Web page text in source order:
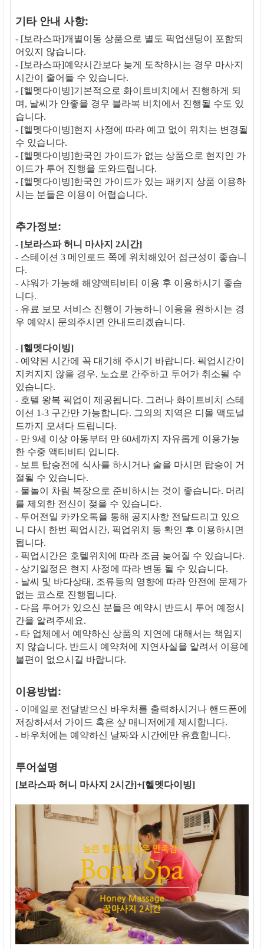
기타 안내 사항:
- [보라스파]개별이동 상품으로 별도 픽업샌딩이 포함되
어있지 않습니다.
- [보라스파]예약시간보다 늦게 도착하시는 경우 마사지
시간이 줄어들 수 있습니다.
- [헬멧다이빙]기본적으로 화이트비치에서 진행하게 되
며, 날씨가 안좋을 경우 블라복 비치에서 진행될 수도 있
습니다.
- [헬멧다이빙]현지 사정에 따라 예고 없이 위치는 변경될
수 있습니다.
- [헬멧다이빙]한국인 가이드가 없는 상품으로 현지인 가
이드가 투어 진행을 도와드립니다.
- [헬멧다이빙]한국인 가이드가 있는 패키지 상품 이용하
시는 분들은 이용이 어렵습니다.
추가정보:
- [보라스파 허니 마사지 2시간]
- 스테이션 3 메인로드 쪽에 위치해있어 접근성이 좋습니
다.
- 샤워가 가능해 해양액티비티 이용 후 이용하시기 좋습
니다.
- 유료 보모 서비스 진행이 가능하니 이용을 원하시는 경
우 예약시 문의주시면 안내드리겠습니다.
- [헬멧다이빙]
- 예약된 시간에 꼭 대기해 주시기 바랍니다. 픽업시간이
지켜지지 않을 경우, 노쇼로 간주하고 투어가 취소될 수
있습니다.
- 호텔 왕복 픽업이 제공됩니다. 그러나 화이트비치 스테
이션 1-3 구간만 가능합니다. 그외의 지역은 디몰 맥도널
드까지 모셔다 드립니다.
- 만 9세 이상 아동부터 만 60세까지 자유롭게 이용가능
한 수중 액티비티 입니다.
- 보트 탑승전에 식사를 하시거나 술을 마시면 탑승이 거
절될 수 있습니다.
- 물놀이 차림 복장으로 준비하시는 것이 좋습니다. 머리
를 제외한 전신이 젖을 수 있습니다.
- 투어전일 카카오톡을 통해 공지사항 전달드리고 있으
니 다시 한번 픽업시간, 픽업위치 등 확인 후 이용하시면
됩니다.
- 픽업시간은 호텔위치에 따라 조금 늦어질 수 있습니다.
- 상기일정은 현지 사정에 따라 변동 될 수 있습니다.
- 날씨 및 바다상태, 조류등의 영향에 따라 안전에 문제가
없는 코스로 진행됩니다.
- 다음 투어가 있으신 분들은 예약시 반드시 투어 예정시
간을 알려주세요.
- 타 업체에서 예약하신 상품의 지연에 대해서는 책임지
지 않습니다. 반드시 예약처에 지연사실을 알려서 이용에
불편이 없으시길 바랍니다.
이용방법:
- 이메일로 전달받으신 바우처를 출력하시거나 핸드폰에
저장하셔서 가이드 혹은 샾 매니저에게 제시합니다.
- 바우처에는 예약하신 날짜와 시간에만 유효합니다.
투어설명
[보라스파 허니 마사지 2시간]+[헬멧다이빙]